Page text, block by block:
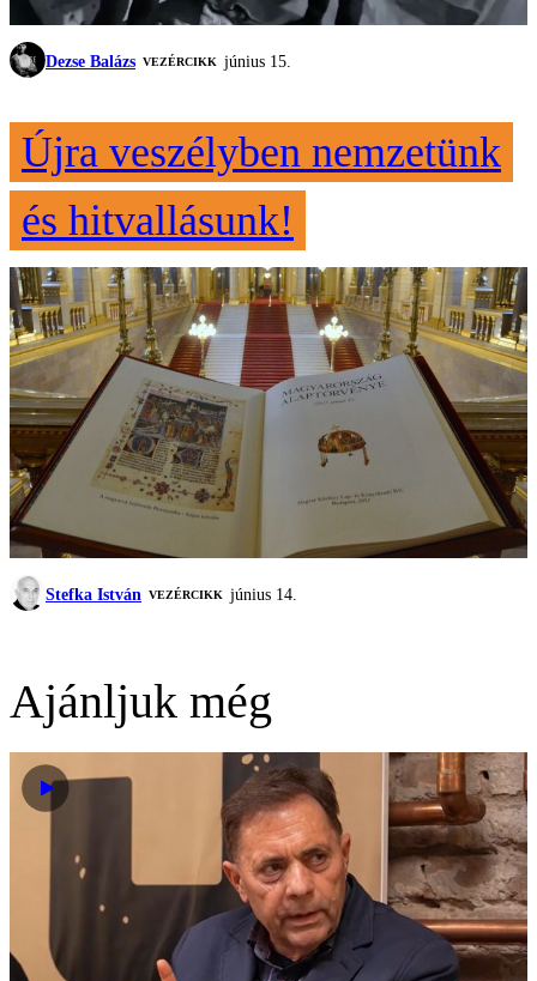
Dezse Balázs VEZÉRCIKK június 15.
Újra veszélyben nemzetünk
és hitvallásunk!
Stefka István VEZÉRCIKK június 14.
Ajánljuk még